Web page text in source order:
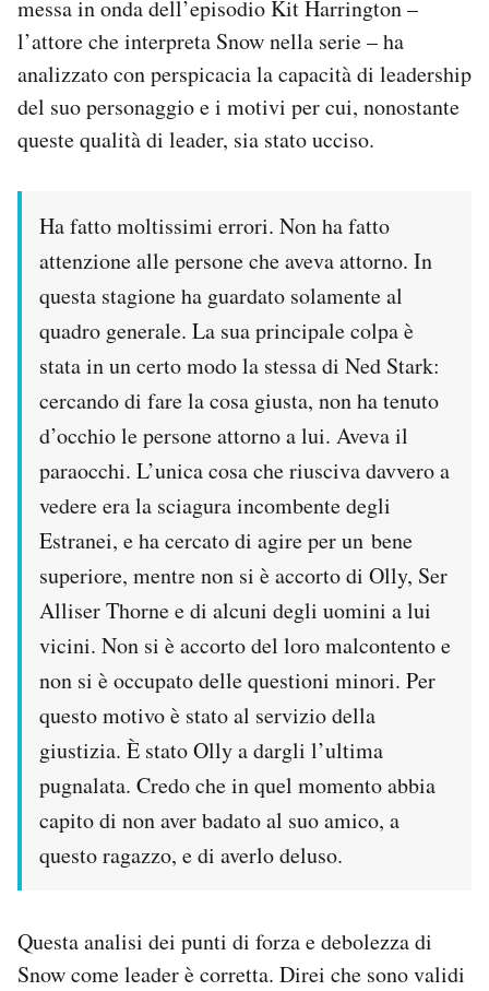
messa in onda dell’episodio Kit Harrington –
l’attore che interpreta Snow nella serie – ha
analizzato con perspicacia la capacità di leadership
del suo personaggio e i motivi per cui, nonostante
queste qualità di leader, sia stato ucciso.
Ha fatto moltissimi errori. Non ha fatto
attenzione alle persone che aveva attorno. In
questa stagione ha guardato solamente al
quadro generale. La sua principale colpa è
stata in un certo modo la stessa di Ned Stark:
cercando di fare la cosa giusta, non ha tenuto
d’occhio le persone attorno a lui. Aveva il
paraocchi. L’unica cosa che riusciva davvero a
vedere era la sciagura incombente degli
Estranei, e ha cercato di agire per un bene
superiore, mentre non si è accorto di Olly, Ser
Alliser Thorne e di alcuni degli uomini a lui
vicini. Non si è accorto del loro malcontento e
non si è occupato delle questioni minori. Per
questo motivo è stato al servizio della
giustizia. È stato Olly a dargli l’ultima
pugnalata. Credo che in quel momento abbia
capito di non aver badato al suo amico, a
questo ragazzo, e di averlo deluso.
Questa analisi dei punti di forza e debolezza di
Snow come leader è corretta. Direi che sono validi